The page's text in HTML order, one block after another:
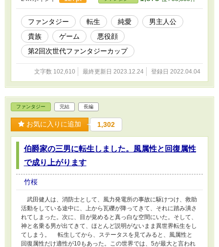
った。 次に、主人公が目覚めると大好きなゲームの中に転生
していた。 だが、主人公はゲームの中で名前しか出てこない悪
役顔のモブに転生してしまった。 主人公は大好きなゲームの中
に転生したことを心の底から喜んだ。 そして、折角転生したか
ら、この世界を好きに生きようと考えた。
ファンタジー 転生 純愛
男主人公
貴族
ゲーム
悪役顔
第2回次世代ファンタジーカップ
文字数 102,610 最終更新日 2023.12.24 登録日 2022.04.04
ファンタジー 完結 長編
お気に入りに追加 1,302
伯爵家の三男に転生しました。風属性と回復属性
で成り上がります
竹桜
武田健人は、消防士として、風力発電所の事故に駆けつけ、救助
活動をしている途中に、上から瓦礫が降ってきて、それに踏み潰さ
れてしまった。次に、目が覚めると真っ白な空間にいた。そして、
神と名乗る男が出てきて、ほとんど説明がないまま異世界転生をし
てしまう。 転生してから、ステータスを見てみると、風属性と
回復属性だけ適性が10もあった。この世界では、5が最大と言われ